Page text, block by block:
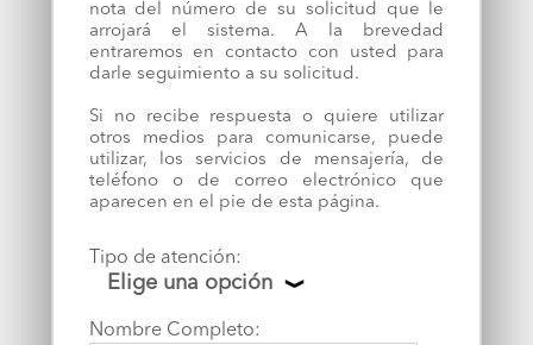
nota del número de su solicitud que le
arrojará el sistema. A la brevedad
entraremos en contacto con usted para
darle seguimiento a su solicitud.
Si no recibe respuesta o quiere utilizar
otros medios para comunicarse, puede
utilizar, los servicios de mensajería, de
teléfono o de correo electrónico que
aparecen en el pie de esta página.
Tipo de atención:
Elige una opción
Nombre Completo: